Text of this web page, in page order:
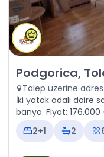
Satılık - Daire
Podgorica,
Talep üzerine adres
İki yatak odalı daire
banyo. Fiyat: 176.000
2+1
2